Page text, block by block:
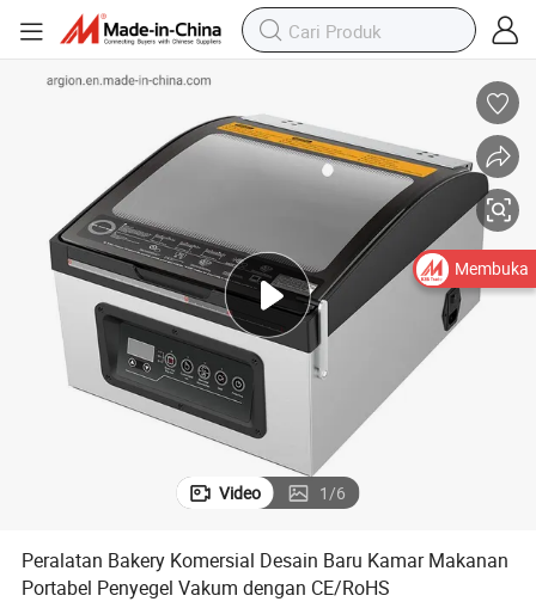
Video 1/6
Peralatan Bakery Komersial Desain Baru Kamar Makanan
Portabel Penyegel Vakum dengan CE/RoHS
Membuka